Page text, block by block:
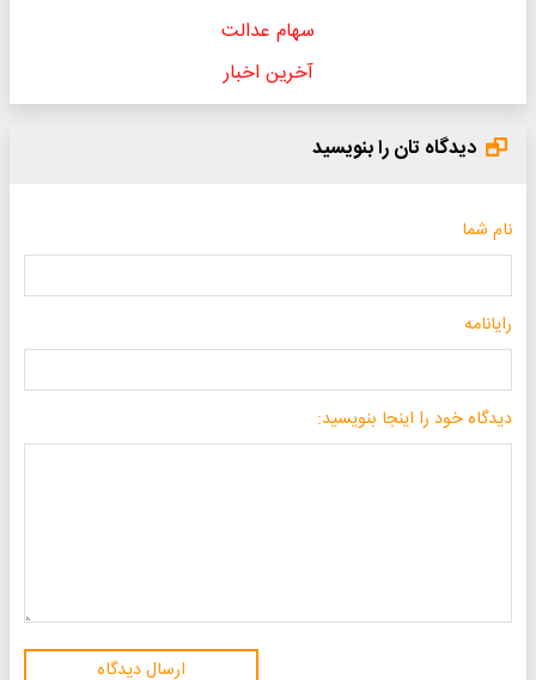
سهام عدالت
آخرین اخبار
دیدگاه تان را بنویسید
نام شما
رایانامه
دیدگاه خود را اینجا بنویسید:
ارسال دیدگاه